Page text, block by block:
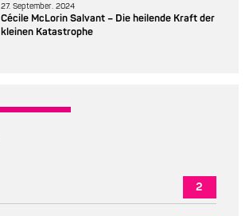
27. September. 2024
Cécile McLorin Salvant – Die heilende Kraft der
kleinen Katastrophe
2